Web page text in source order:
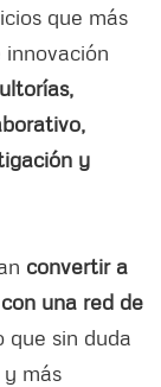
que más
y
convertir a
una red de
que sin duda
más